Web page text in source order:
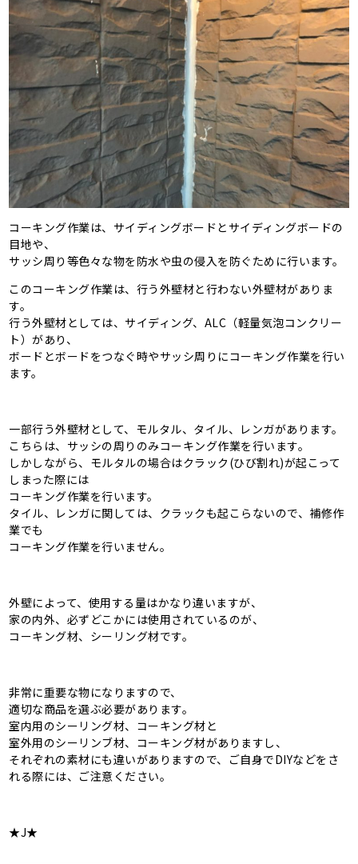
コーキング作業は、サイディングボードとサイディングボードの
目地や、
サッシ周り等色々な物を防水や虫の侵入を防ぐために行います。
このコーキング作業は、行う外壁材と行わない外壁材がありま
す。
行う外壁材としては、サイディング、ALC（軽量気泡コンクリー
ト）があり、
ボードとボードをつなぐ時やサッシ周りにコーキング作業を行い
ます。
一部行う外壁材として、モルタル、タイル、レンガがあります。
こちらは、サッシの周りのみコーキング作業を行います。
しかしながら、モルタルの場合はクラック(ひび割れ)が起こって
しまった際には
コーキング作業を行います。
タイル、レンガに関しては、クラックも起こらないので、補修作
業でも
コーキング作業を行いません。
外壁によって、使用する量はかなり違いますが、
家の内外、必ずどこかには使用されているのが、
コーキング材、シーリング材です。
非常に重要な物になりますので、
適切な商品を選ぶ必要があります。
室内用のシーリング材、コーキング材と
室外用のシーリンブ材、コーキング材がありますし、
それぞれの素材にも違いがありますので、ご自身でDIYなどをさ
れる際には、ご注意ください。
★J★